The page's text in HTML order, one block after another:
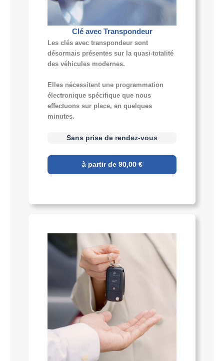
Clé avec Transpondeur
Les clés avec transpondeur sont
désormais présentes sur la quasi-totalité
des véhicules modernes.
Elles nécessitent une programmation
électronique spécifique que nous
effectuons sur place, en quelques
minutes.
Sans prise de rendez-vous
à partir de 90,00 €